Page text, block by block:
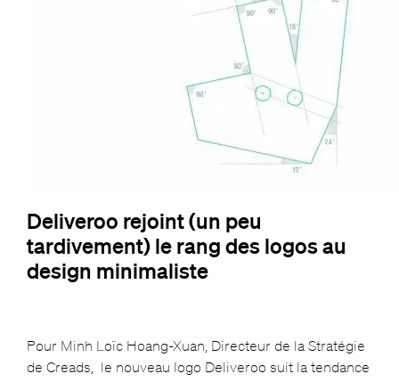
Deliveroo rejoint (un peu
tardivement) le rang des logos au
design minimaliste
Pour Minh Loïc Hoang-Xuan, Directeur de la Stratégie
de Creads, le nouveau logo Deliveroo suit la tendance